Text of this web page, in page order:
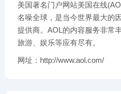
美国著名门户网站美国在线
名噪全球，是当今世界最大的
提供商。AOL的内容服务非常
旅游、娱乐等应有尽有。
网址：http://www.aol.com/